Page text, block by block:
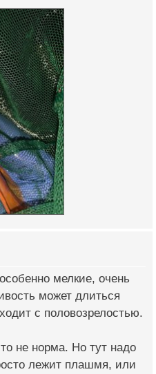
мелкие, очень
может длиться
с половозрелостью.
не норма. Но тут надо
лежит плашмя, или